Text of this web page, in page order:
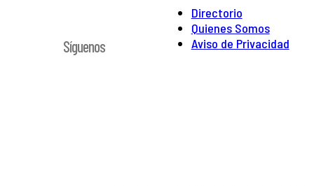
Directorio
Quienes Somos
Aviso de Privacidad
Síguenos